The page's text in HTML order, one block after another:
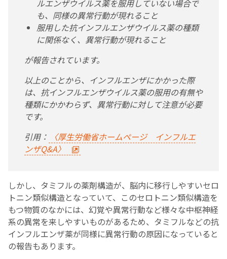
ルエンザウイルス薬を服用していない場合で
も、同様の異常行動が現れること
服用した抗インフルエンザウイルス薬の種類
に関係なく、異常行動が現れること
が報告されています。
以上のことから、インフルエンザにかかった際
は、抗インフルエンザウイルス薬の服用の有無や
種類にかかわらず、異常行動に対して注意が必要
です。
引用：
〈厚生労働省ホームページ インフルエ
ンザQ&A〉
しかし、タミフルの薬剤構造が、脳内に移行しやすいセロ
トニン類似構造となっていて、このセロトニン類似構造を
もつ物質のなかには、幻覚や異常行動など様々な中枢神経
系の異常を来しやすいものがあるため、タミフルなどの抗
インフルエンザ薬が同様に異常行動の原因になっていると
の報告もあります。